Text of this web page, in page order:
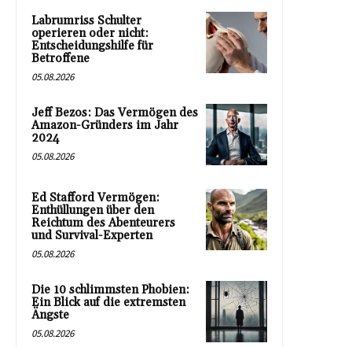
Labrumriss Schulter
operieren oder nicht:
Entscheidungshilfe für
Betroffene
05.08.2026
Jeff Bezos: Das Vermögen des
Amazon-Gründers im Jahr
2024
05.08.2026
Ed Stafford Vermögen:
Enthüllungen über den
Reichtum des Abenteurers
und Survival-Experten
05.08.2026
Die 10 schlimmsten Phobien:
Ein Blick auf die extremsten
Ängste
05.08.2026